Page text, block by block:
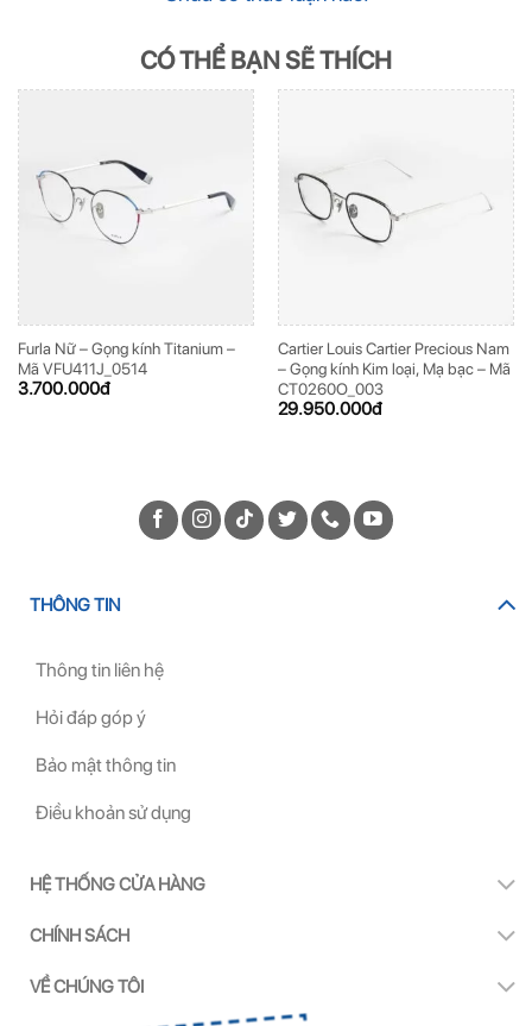
CÓ THỂ BẠN SẼ THÍCH
Furla Nữ – Gọng kính Titanium –
Mã VFU411J_0514
3.700.000đ
Cartier Louis Cartier Precious Nam
– Gọng kính Kim loại, Mạ bạc – Mã
CT0260O_003
29.950.000đ
THÔNG TIN
Thông tin liên hệ
Hỏi đáp góp ý
Bảo mật thông tin
Điều khoản sử dụng
HỆ THỐNG CỬA HÀNG
CHÍNH SÁCH
VỀ CHÚNG TÔI